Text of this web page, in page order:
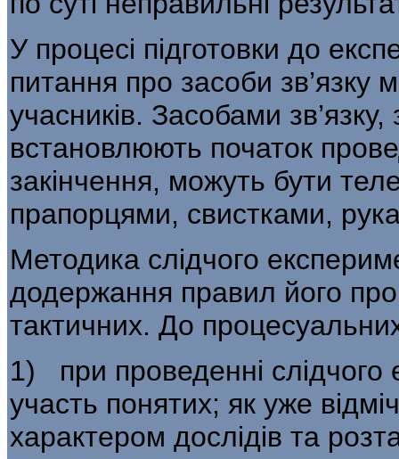
У процесі підготовки до
питан­ня про засоби зв’язку
учасників. Засобами
встановлюють початок
закінчення, можуть бути
прапорцями, свистками,
Методика слідчого
додер­жання правил його
тактичних. До
1) при проведенні слідчого
участь понятих; як уже
характером до­слідів та